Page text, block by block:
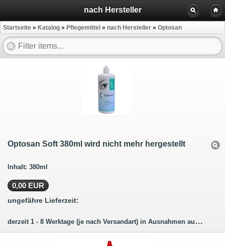
nach Hersteller
Startseite » Katalog » Pflegemittel » nach Hersteller » Optosan
Optosan Soft 380ml wird nicht mehr hergestellt
Inhalt: 380ml
0,00 EUR
ungefähre Lieferzeit:
derzeit 1 - 8 Werktage (je nach Versandart) in Ausnahmen auch länger.